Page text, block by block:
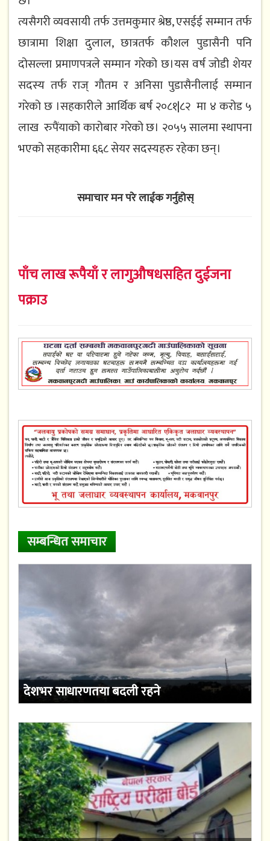
त्यसैगरी व्यवसायी तर्फ उत्तमकुमार श्रेष्ठ, एसईई सम्मान तर्फ
छात्रामा शिक्षा दुलाल, छात्रतर्फ कौशल पुडासैनी पनि
दोसल्ला प्रमाणपत्रले सम्मान गरेको छ।यस वर्ष जोडी शेयर
सदस्य तर्फ राज् गौतम र अनिसा पुडासैनीलाई सम्मान
गरेको छ ।सहकारीले आर्थिक बर्ष २०८१|८२ मा ४ करोड ५
लाख रुपैंयाको कारोबार गरेको छ। २०५५ सालमा स्थापना
भएको सहकारीमा ६६८ सेयर सदस्यहरु रहेका छन्।
समाचार मन परे लाईक गर्नुहोस्
पाँच लाख रूपैयाँ र लागुऔषधसहित दुईजना
पक्राउ
सम्बन्धित समाचार
देशभर साधारणतया बदली रहने